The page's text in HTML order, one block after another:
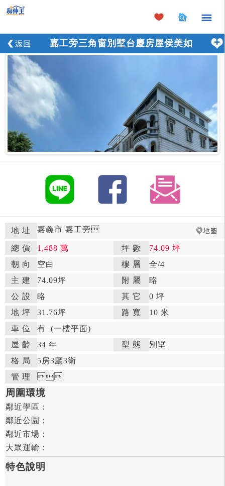
×
嘉工旁三角窗別墅台慶房屋侯美如
地 址 嘉義市 嘉工旁
總 價 1,488 萬 坪 數 74.09 坪
朝 向
空白 樓 層 全/4
主 建
74.09坪 附 屬 略
公 設
略 其 它
0 坪
地 坪
31.76坪 路 寬
10 米
車 位
有
(一樓平面)
屋 齡
34 年 型 態 別墅
格 局
5房3廳3衛
管 理

周圍環境
鄰近學區：
鄰近公園：
鄰近市場：
大眾運輸：
特色說明